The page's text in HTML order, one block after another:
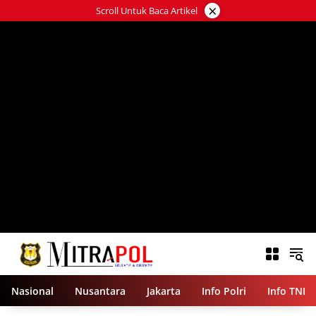
ke
Scroll Untuk Baca Artikel ×
Nasional Nusantara Jakarta Info Polri Info TNI